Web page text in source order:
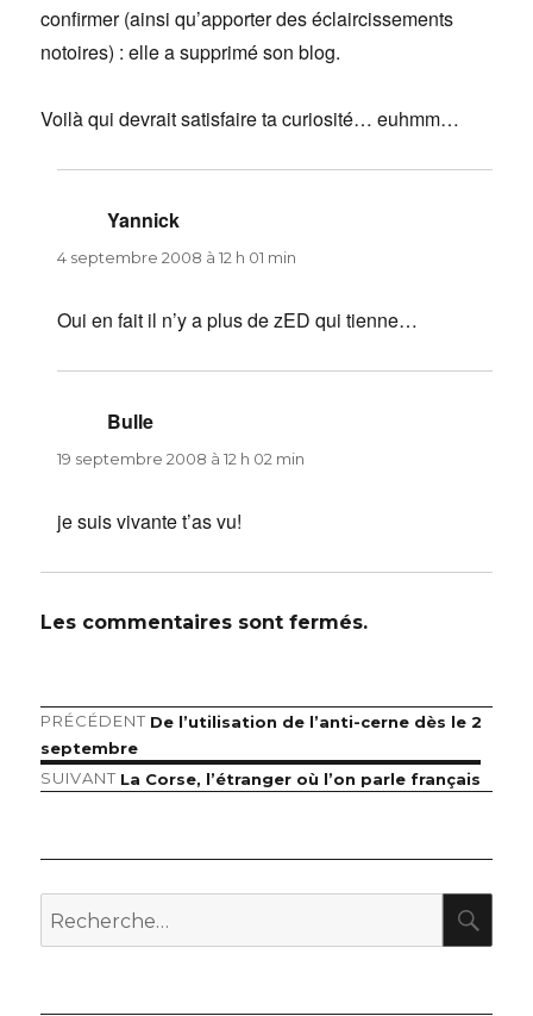
confirmer (ainsi qu’apporter des éclaircissements
notoires) : elle a supprimé son blog.
Voilà qui devrait satisfaire ta curiosité… euhmm…
Yannick
4 septembre 2008 à 12 h 01 min
Oui en fait il n’y a plus de zED qui tienne…
Bulle
19 septembre 2008 à 12 h 02 min
je suis vivante t’as vu!
Les commentaires sont fermés.
Navigation
de
PRÉCÉDENT Article
De l’utilisation de l’anti-cerne dès le 2
septembre
SUIVANT Article
La Corse, l’étranger où l’on parle français
Recherche
pour